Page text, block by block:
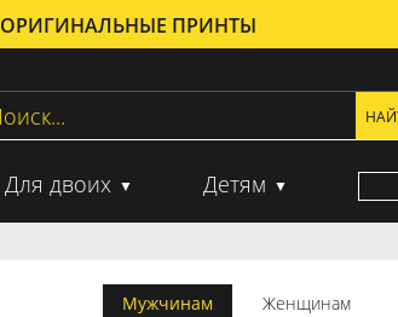
ОРИГИНАЛЬНЫЕ ПРИНТЫ
Для двоих Детям
Мужчинам Женщинам